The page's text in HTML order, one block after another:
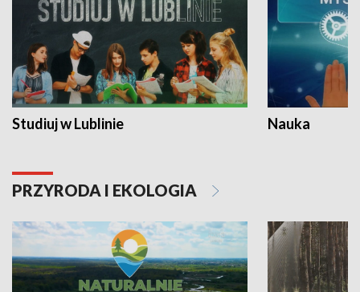
Studiuj w Lublinie Nauka
PRZYRODA I EKOLOGIA